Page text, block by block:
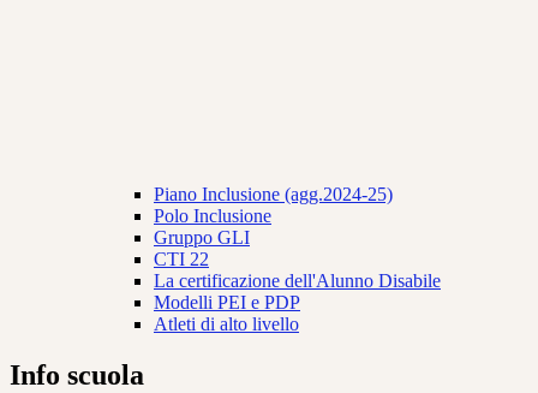
Piano Inclusione (agg.2024-25)
Polo Inclusione
Gruppo GLI
CTI 22
La certificazione dell'Alunno Disabile
Modelli PEI e PDP
Atleti di alto livello
Info scuola